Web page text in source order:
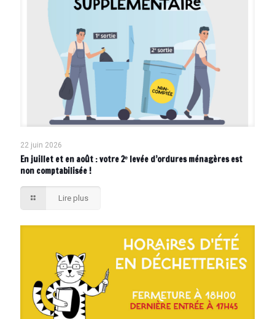
22 juin 2026
En juillet et en août : votre 2ᵉ levée d’ordures ménagères est
non comptabilisée !
Lire plus